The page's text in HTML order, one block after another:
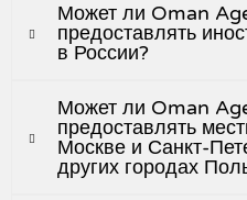
Может ли Oman
предоставлять
в России?
Может ли Oman
предоставлять
Москве и Санкт-
других городах